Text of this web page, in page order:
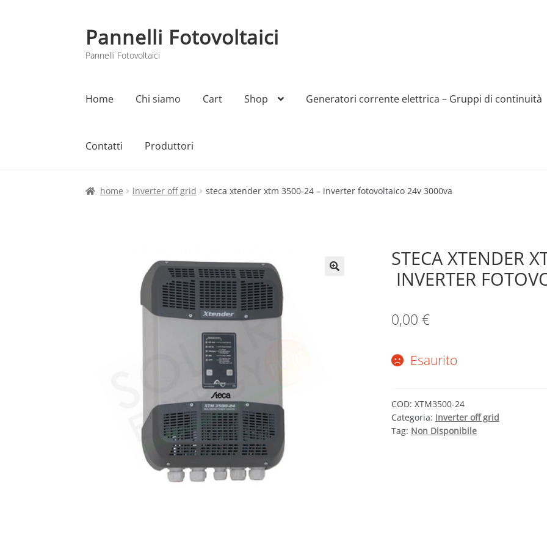
Vai
alla
navigazione
Vai
al
contenuto
Pannelli Fotovoltaici
Pannelli Fotovoltaici
Home Chi siamo Cart Shop Generatori corrente elettrica – Gruppi di continuità
Contatti Produttori
Home Cart Checkout Chi siamo Contatti My account Produttori Sample PageShop
home inverter off grid steca xtender xtm 3500-24 – inverter fotovoltaico 24v 3000va
STECA XTENDER
INVERTER
0,00 €
Esaurito
COD: XTM3500-24
Categoria: Inverter off grid
Tag: Non Disponibile